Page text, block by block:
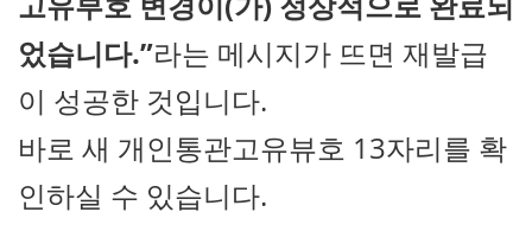
었습니다.”라는 메시지가 뜨면 재발급
이 성공한 것입니다.
바로 새 개인통관고유뷰호 13자리를 확
인하실 수 있습니다.